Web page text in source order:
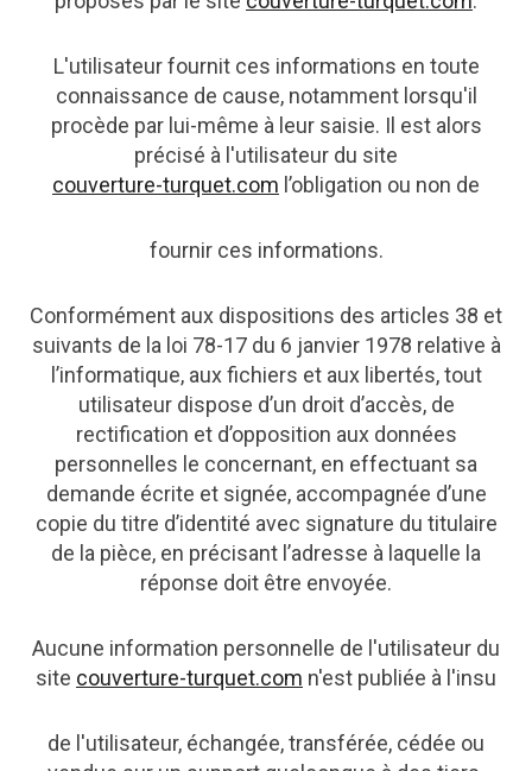
L'utilisateur fournit ces informations en toute
connaissance de cause, notamment lorsqu'il
procède par lui-même à leur saisie. Il est alors
précisé à l'utilisateur du site
couverture-turquet.com l’obligation ou non de
fournir ces informations.
Conformément aux dispositions des articles 38 et
suivants de la loi 78-17 du 6 janvier 1978 relative à
l’informatique, aux fichiers et aux libertés, tout
utilisateur dispose d’un droit d’accès, de
rectification et d’opposition aux données
personnelles le concernant, en effectuant sa
demande écrite et signée, accompagnée d’une
copie du titre d’identité avec signature du titulaire
de la pièce, en précisant l’adresse à laquelle la
réponse doit être envoyée.
Aucune information personnelle de l'utilisateur du
site couverture-turquet.com n'est publiée à l'insu
de l'utilisateur, échangée, transférée, cédée ou